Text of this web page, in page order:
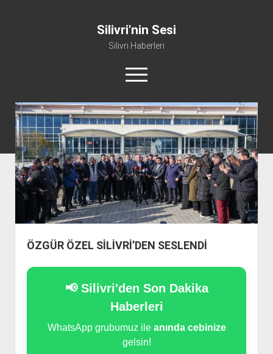
Silivri'nin Sesi
Silivri Haberleri
m
e
ü
y
ü
a
ç
facebook youtube silivri@silivrininsesi1.com whatsapp
Manifesto
Gündem
Haber
Spor
Künye ve İletişim
ÖZGÜR ÖZEL SİLİVRİ’DEN SESLENDİ
📢 Silivri'den Son Dakika
Haberleri
WhatsApp grubumuz ile anında cebinize
gelsin!